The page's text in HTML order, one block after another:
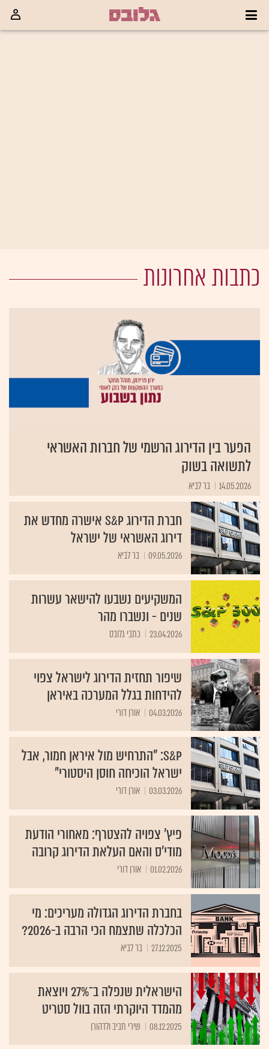
כתבות אחרונות
הפער בין הדירוג הרשמי של חברות האשראי
לתשואה בשוק
14.05.2026 בר לביא
חברת הדירוג S&P אישרה מחדש את
דירוג האשראי של ישראל
09.05.2026 בר לביא
המשקיעים נשבעו להישאר עשרות
שנים - ונשברו מהר
23.04.2026 כתבי גלובס
שיפור תחזית הדירוג לישראל צפוי
להידחות בגלל המערכה באיראן
04.03.2026 אורן דורי
S&P: "התרחיש מול איראן חמור, אבל
ישראל הוכיחה חוסן היסטורי"
03.03.2026 אורן דורי
פיץ' צפויה להצטרף: מאחורי הודעת
מודי'ס והאם העלאת הדירוג קרובה
01.02.2026 אורן דורי
בחברת הדירוג הגדולה מעריכים: מי
הכלכלה שתצמח הכי הרבה ב-2026?
27.12.2025 בר לביא
הישראלית שנפלה ב־27% ויוצאת
מהמדד היוקרתי הזה בוול סטריט
08.12.2025 שירי חביב ולדהורן